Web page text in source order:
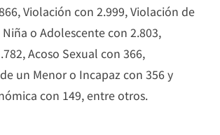
Violación con 2.999, Violación de
o Adolescente con 2.803,
Acoso Sexual con 366,
un Menor o Incapaz con 356 y
con 149, entre otros.